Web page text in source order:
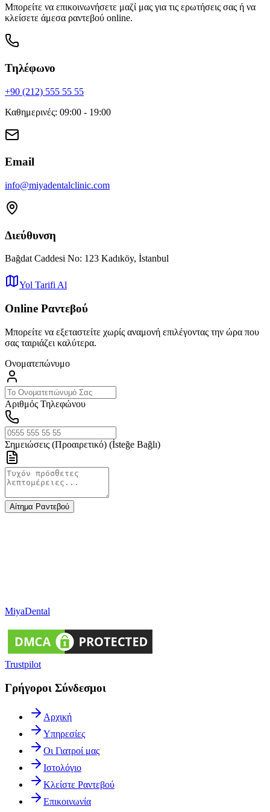
Μπορείτε να επικοινωνήσετε μαζί μας για τις ερωτήσεις σας ή να
κλείσετε άμεσα ραντεβού online.
Τηλέφωνο
+90 (212) 555 55 55
Καθημερινές: 09:00 - 19:00
Email
info@miyadentalclinic.com
Διεύθυνση
Bağdat Caddesi No: 123 Kadıköy, İstanbul
Yol Tarifi Al
Online Ραντεβού
Μπορείτε να εξεταστείτε χωρίς αναμονή επιλέγοντας την ώρα που
σας ταιριάζει καλύτερα.
Ονοματεπώνυμο
Αριθμός Τηλεφώνου
Σημειώσεις (Προαιρετικό) (İsteğe Bağlı)
Αίτημα Ραντεβού
MiyaDental
Trustpilot
Γρήγοροι Σύνδεσμοι
Αρχική
Υπηρεσίες
Οι Γιατροί μας
Ιστολόγιο
Κλείστε Ραντεβού
Επικοινωνία